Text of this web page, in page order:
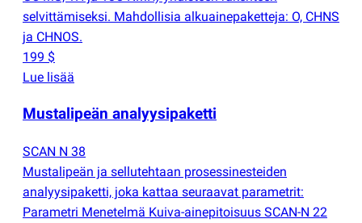
selvittämiseksi. Mahdollisia alkuainepaketteja: O, CHNS
ja CHNOS.
199 $
Lue lisää
Mustalipeän analyysipaketti
SCAN N 38
Mustalipeän ja sellutehtaan prosessinesteiden
analyysipaketti, joka kattaa seuraavat parametrit:
Parametri Menetelmä Kuiva-ainepitoisuus SCAN-N 22